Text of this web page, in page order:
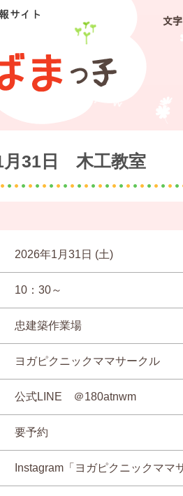
文
月31日 木工教室
2026年1月31日 (土)
10：30～
忠建築作業場
ヨガピクニックママサークル
公式LINE ＠180atnwm
要予約
Instagram「ヨガピクニックママ